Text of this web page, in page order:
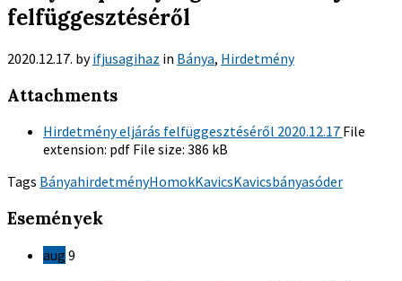
felfüggesztéséről
2020.12.17. byifjusagihaz in Bánya, Hirdetmény
Attachments
Hirdetmény eljárás felfüggesztéséről 2020.12.17 File
extension: pdf File size: 386 kB
Tags BányahirdetményHomokKavicsKavicsbányasóder
Események
aug 9